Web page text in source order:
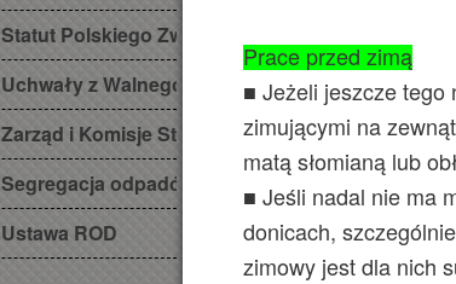
Statut Polskiego Związku Działkowców
Uchwały z Walnego Zebrania 2013r.
Zarząd i Komisje Statutowe
Segregacja odpadów
Ustawa ROD
Prace przed zimą
■ Jeżeli jeszcze tego
zimującymi na
matą słomianą lub
■ Jeśli nadal nie ma
donicach,
zimowy jest dla nich